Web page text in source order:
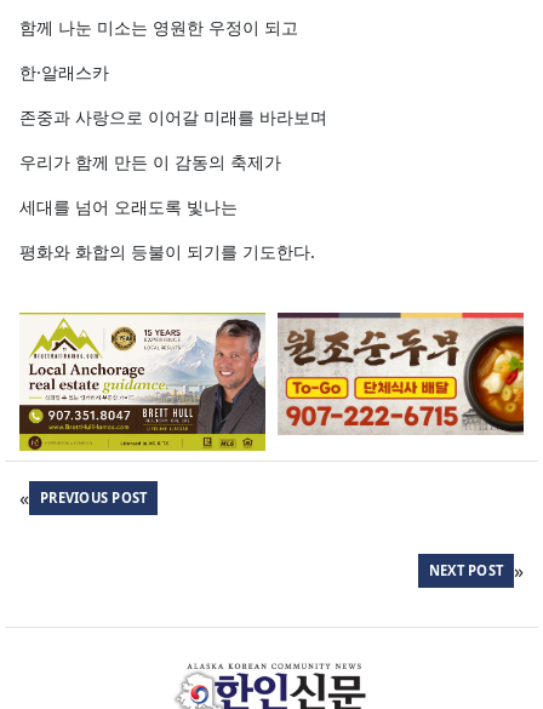
함께 나눈 미소는 영원한 우정이 되고
한·알래스카
존중과 사랑으로 이어갈 미래를 바라보며
우리가 함께 만든 이 감동의 축제가
세대를 넘어 오래도록 빛나는
평화와 화합의 등불이 되기를 기도한다.
« PREVIOUS POST
NEXT POST »